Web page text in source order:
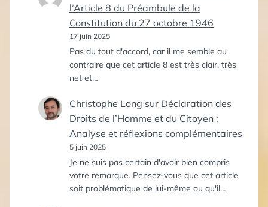
l’Article 8 du Préambule de la
Constitution du 27 octobre 1946
17 juin 2025
Pas du tout d'accord, car il me semble au
contraire que cet article 8 est très clair, très
net et…
Christophe Long sur Déclaration des
Droits de l’Homme et du Citoyen :
Analyse et réflexions complémentaires
5 juin 2025
Je ne suis pas certain d'avoir bien compris
votre remarque. Pensez-vous que cet article
soit problématique de lui-même ou qu'il…